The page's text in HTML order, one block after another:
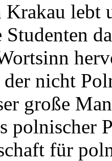
lebt
Studenten
nicht
große
polnischer
für